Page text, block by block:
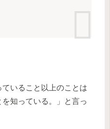
いること以上のことは
知っている。」と言っ